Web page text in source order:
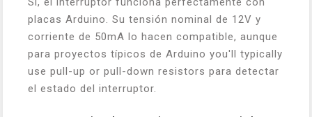
placas Arduino. Su tensión nominal de 12V y
corriente de 50mA lo hacen compatible, aunque
para proyectos típicos de Arduino you'll typically
use pull-up or pull-down resistors para detectar
el estado del interruptor.